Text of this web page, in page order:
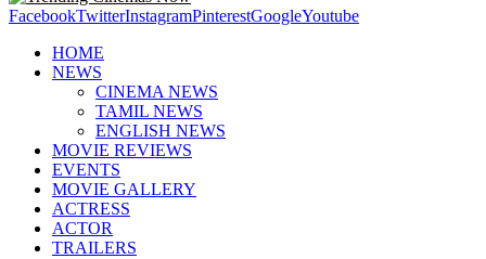
FacebookTwitterInstagramPinterestGoogleYoutube
HOME
NEWS
CINEMA NEWS
TAMIL NEWS
ENGLISH NEWS
MOVIE REVIEWS
EVENTS
MOVIE GALLERY
ACTRESS
ACTOR
TRAILERS